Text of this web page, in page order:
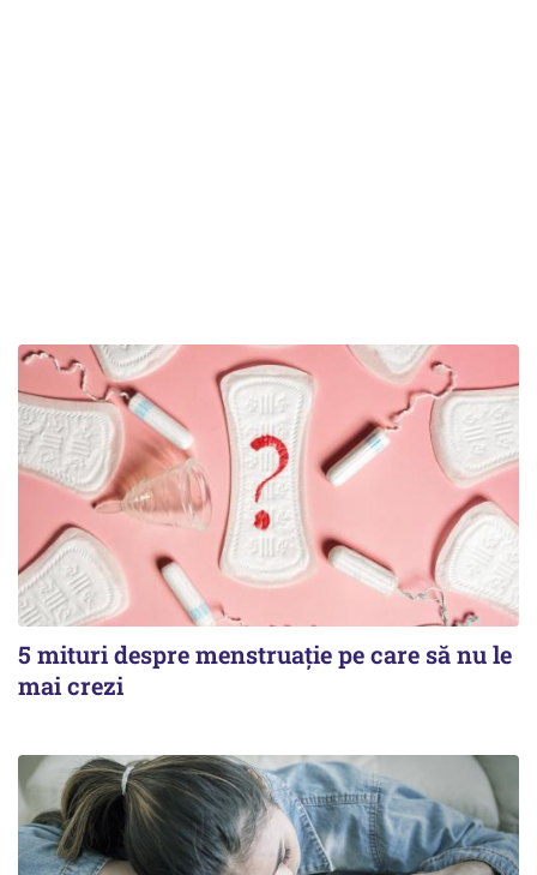
5 mituri despre menstruație pe care să nu le
mai crezi